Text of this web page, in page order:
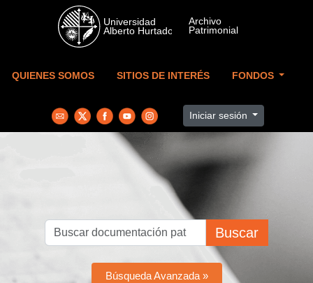
Skip to main content
QUIENES SOMOS SITIOS DE INTERÉS FONDOS
Iniciar sesión
Buscar
Búsqueda Avanzada »